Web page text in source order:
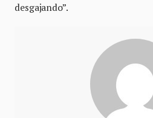
desgajando”.